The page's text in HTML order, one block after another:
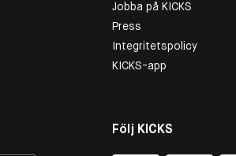
Jobba på KICKS
Press
Integritetspolicy
KICKS-app
Följ KICKS